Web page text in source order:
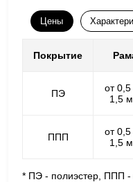
Цены
Покрытие
ПЭ
от
1,5
ППП
от
1,5
* ПЭ - полиэстер, ППП